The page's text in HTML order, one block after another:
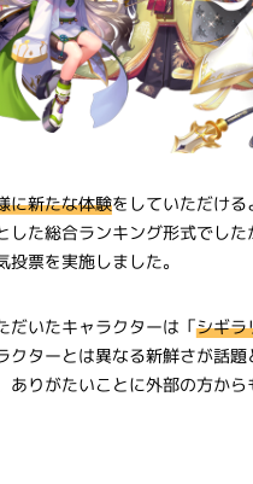
に新たな体験をしていただけ
した総合ランキング形式でし
票を実施しました。
だいたキャラクターは「シギラ
クターとは異なる新鮮さが話
ありがたいことに外部の方か